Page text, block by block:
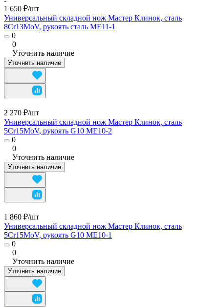
1 650 ₽/шт
Универсальный складной нож Мастер Клинок, сталь
8Cr13MoV, рукоять сталь ME11-1
0
0
Уточнить наличие
Уточнить наличие
2 270 ₽/шт
Универсальный складной нож Мастер Клинок, сталь
5Cr15MoV, рукоять G10 ME10-2
0
0
Уточнить наличие
Уточнить наличие
1 860 ₽/шт
Универсальный складной нож Мастер Клинок, сталь
5Cr15MoV, рукоять G10 ME10-1
0
0
Уточнить наличие
Уточнить наличие